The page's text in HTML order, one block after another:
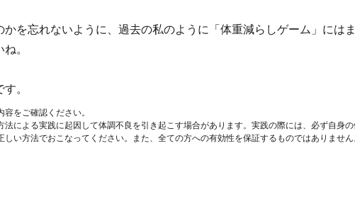
を忘れないように、過去の私のように「体重減らしゲーム」にはま
。
。
をご確認ください。
による実践に起因して体調不良を引き起こす場合があります。実践の際には、必ず自身
い方法でおこなってください。また、全ての方への有効性を保証するものではありません